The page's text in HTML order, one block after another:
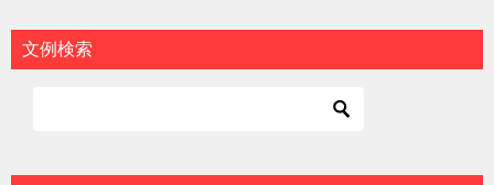
ビ
ゲ
ョ
文例検索